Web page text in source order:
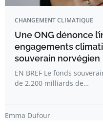
CHANGEMENT CLIMATIQUE
Une ONG dénonce
engagements
souverain norvégien
EN BREF Le fonds
de 2.200 milliards de…
Emma Dufour